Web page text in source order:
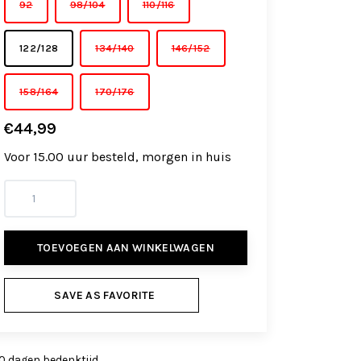
92 98/104 110/116
122/128 134/140 146/152
158/164 170/176
€44,99
Voor 15.00 uur besteld, morgen in huis
TOEVOEGEN AAN WINKELWAGEN
SAVE AS FAVORITE